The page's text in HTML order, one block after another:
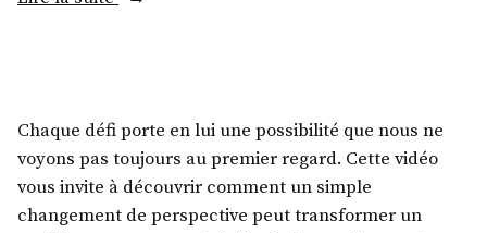
Chaque défi porte en lui une possibilité que nous ne
voyons pas toujours au premier regard. Cette vidéo
vous invite à découvrir comment un simple
changement de perspective peut transformer un